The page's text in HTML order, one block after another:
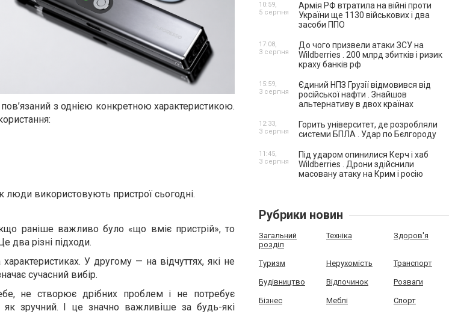
з однією конкретною характеристикою.
люди використовують пристрої сьогодні.
раніше важливо було «що вміє пристрій», то
два різні підходи.
У другому — на відчуттях, які не
сучасний вибір.
не створює дрібних проблем і не потребує
як зручний. І це значно важливіше за будь-які
Армія РФ втратила на війні проти
України ще 1130 військових і два
засоби ППО
10:59,
5 серпня
До чого призвели атаки ЗСУ на
Wildberries . 200 млрд збитків і ризик
краху банків рф
17:08,
3 серпня
Єдиний НПЗ Грузії відмовився від
російської нафти . Знайшов
альтернативу в двох країнах
15:59,
3 серпня
Горить університет, де розробляли
системи БПЛА . Удар по Бєлгороду
12:33,
3 серпня
Під ударом опинилися Керч і хаб
Wildberries . Дрони здійснили
масовану атаку на Крим і росію
11:45,
3 серпня
Рубрики новин
Загальний
розділ
Техніка Здоров'я
Туризм Нерухомість Транспорт
Будівництво Відпочинок Розваги
Бізнес Меблі Спорт